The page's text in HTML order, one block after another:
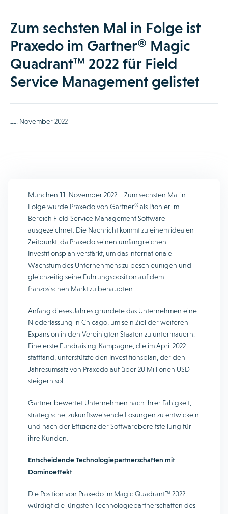
Zum sechsten Mal in Folge ist
Praxedo im Gartner® Magic
Quadrant™ 2022 für Field
Service Management gelistet
11. November 2022
München 11. November 2022 – Zum sechsten Mal in
Folge wurde Praxedo von Gartner® als Pionier im
Bereich Field Service Management Software
ausgezeichnet. Die Nachricht kommt zu einem idealen
Zeitpunkt, da Praxedo seinen umfangreichen
Investitionsplan verstärkt, um das internationale
Wachstum des Unternehmens zu beschleunigen und
gleichzeitig seine Führungsposition auf dem
französischen Markt zu behaupten.
Anfang dieses Jahres gründete das Unternehmen eine
Niederlassung in Chicago, um sein Ziel der weiteren
Expansion in den Vereinigten Staaten zu untermauern.
Eine erste Fundraising-Kampagne, die im April 2022
stattfand, unterstützte den Investitionsplan, der den
Jahresumsatz von Praxedo auf über 20 Millionen USD
steigern soll.
Gartner bewertet Unternehmen nach ihrer Fähigkeit,
strategische, zukunftsweisende Lösungen zu entwickeln
und nach der Effizienz der Softwarebereitstellung für
ihre Kunden.
Entscheidende Technologiepartnerschaften mit
Dominoeffekt
Die Position von Praxedo im Magic Quadrant™ 2022
würdigt die jüngsten Technologiepartnerschaften des